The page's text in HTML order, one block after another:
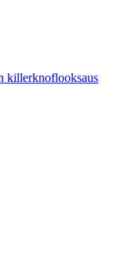
killerknoflooksaus